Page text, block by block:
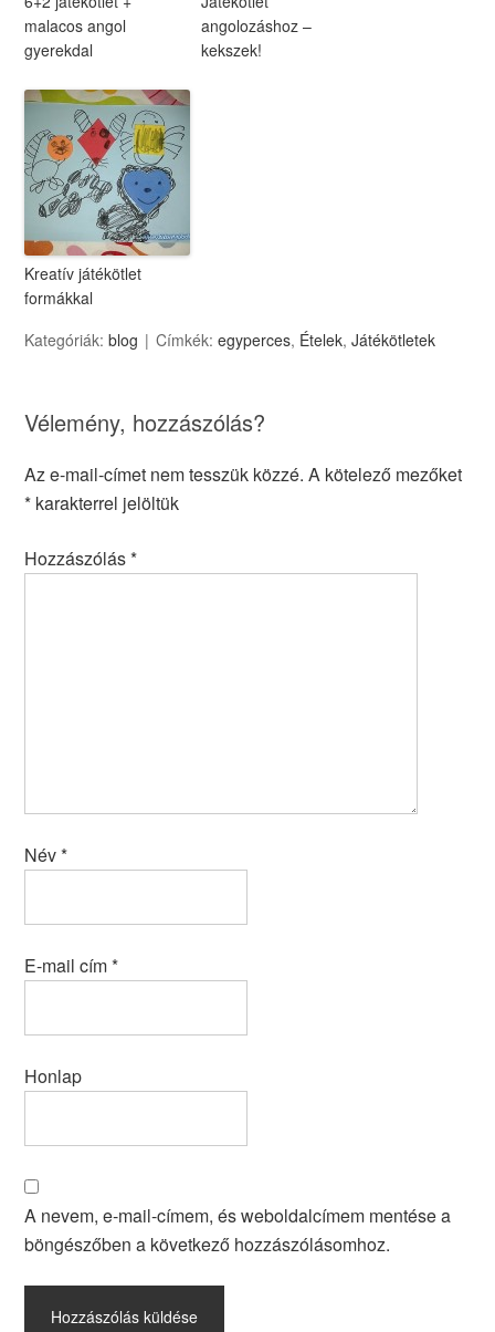
malacos angol
gyerekdal
angolozáshoz –
kekszek!
Kreatív játékötlet
formákkal
Kategóriák:blog Címkék:egyperces, Ételek,Játékötletek
Vélemény, hozzászólás?
Az e-mail-címet nem tesszük közzé. A kötelező mezőket
* karakterrel jelöltük
Hozzászólás*
Név*
E-mail cím*
Honlap
A nevem, e-mail-címem, és weboldalcímem mentése a
böngészőben a következő hozzászólásomhoz.